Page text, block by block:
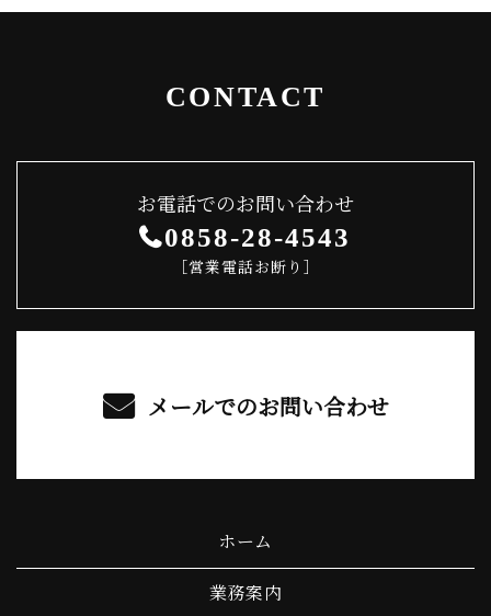
CONTACT
お電話でのお問い合わせ
0858-28-4543
［営業電話お断り］
メールでのお問い合わせ
ホーム
業務案内